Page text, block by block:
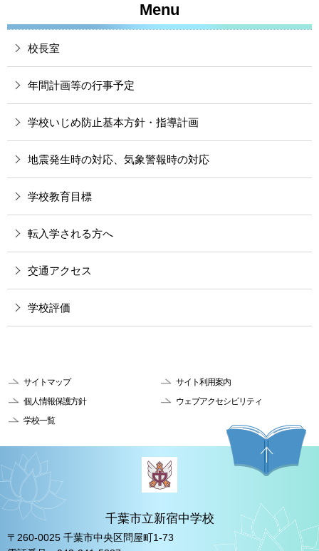
Menu
校長室
年間計画等の行事予定
学校いじめ防止基本方針・指導計画
地震発生時の対応、気象警報時の対応
学校教育目標
転入学される方へ
交通アクセス
学校評価
サイトマップ
サイト利用案内
個人情報保護方針
ウェブアクセシビリティ
学校一覧
千葉市立新宿中学校
〒260-0025 千葉市中央区問屋町1-73